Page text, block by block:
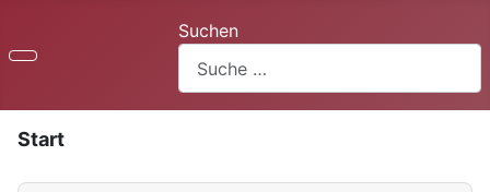
Suchen
Start